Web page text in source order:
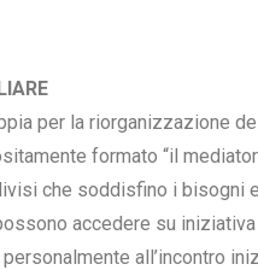
per la riorganizzazione
formato “il
che soddisfino i bisogni
accedere su
all’incontro